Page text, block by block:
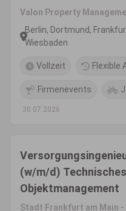
Valon Property
Berlin, Dortmund,
Wiesbaden
Vollzeit Flexible
Firmenevents
30.07.2026
(w/m/d) Technisches
Objektmanagement
Stadt Frankfurt am Main -